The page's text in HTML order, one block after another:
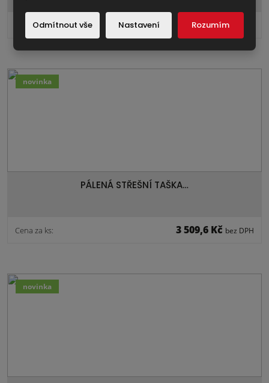
Cena za ks: 4 170,7 Kčbez DPH
PÁLENÁ STŘEŠNÍ TAŠKA…
Cena za ks: 3 509,6 Kč bez DPH
novinka
novinka
Odmítnout vše Nastavení Rozumím